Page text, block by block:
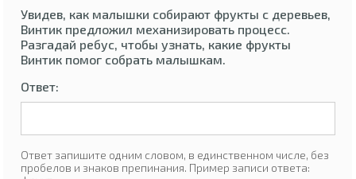
Увидев, как малышки собирают фрукты с деревьев,
Винтик предложил механизировать процесс.
Разгадай ребус, чтобы узнать, какие фрукты
Винтик помог собрать малышкам.
Ответ:
Ответ запишите одним словом, в единственном числе, без
пробелов и знаков препинания. Пример записи ответа: